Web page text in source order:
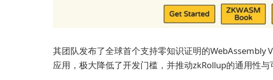
其团队发布了全球首个支持零知识证明的WebAssembly
应用，极大降低了开发门槛，并推动zkRollup的通用性与